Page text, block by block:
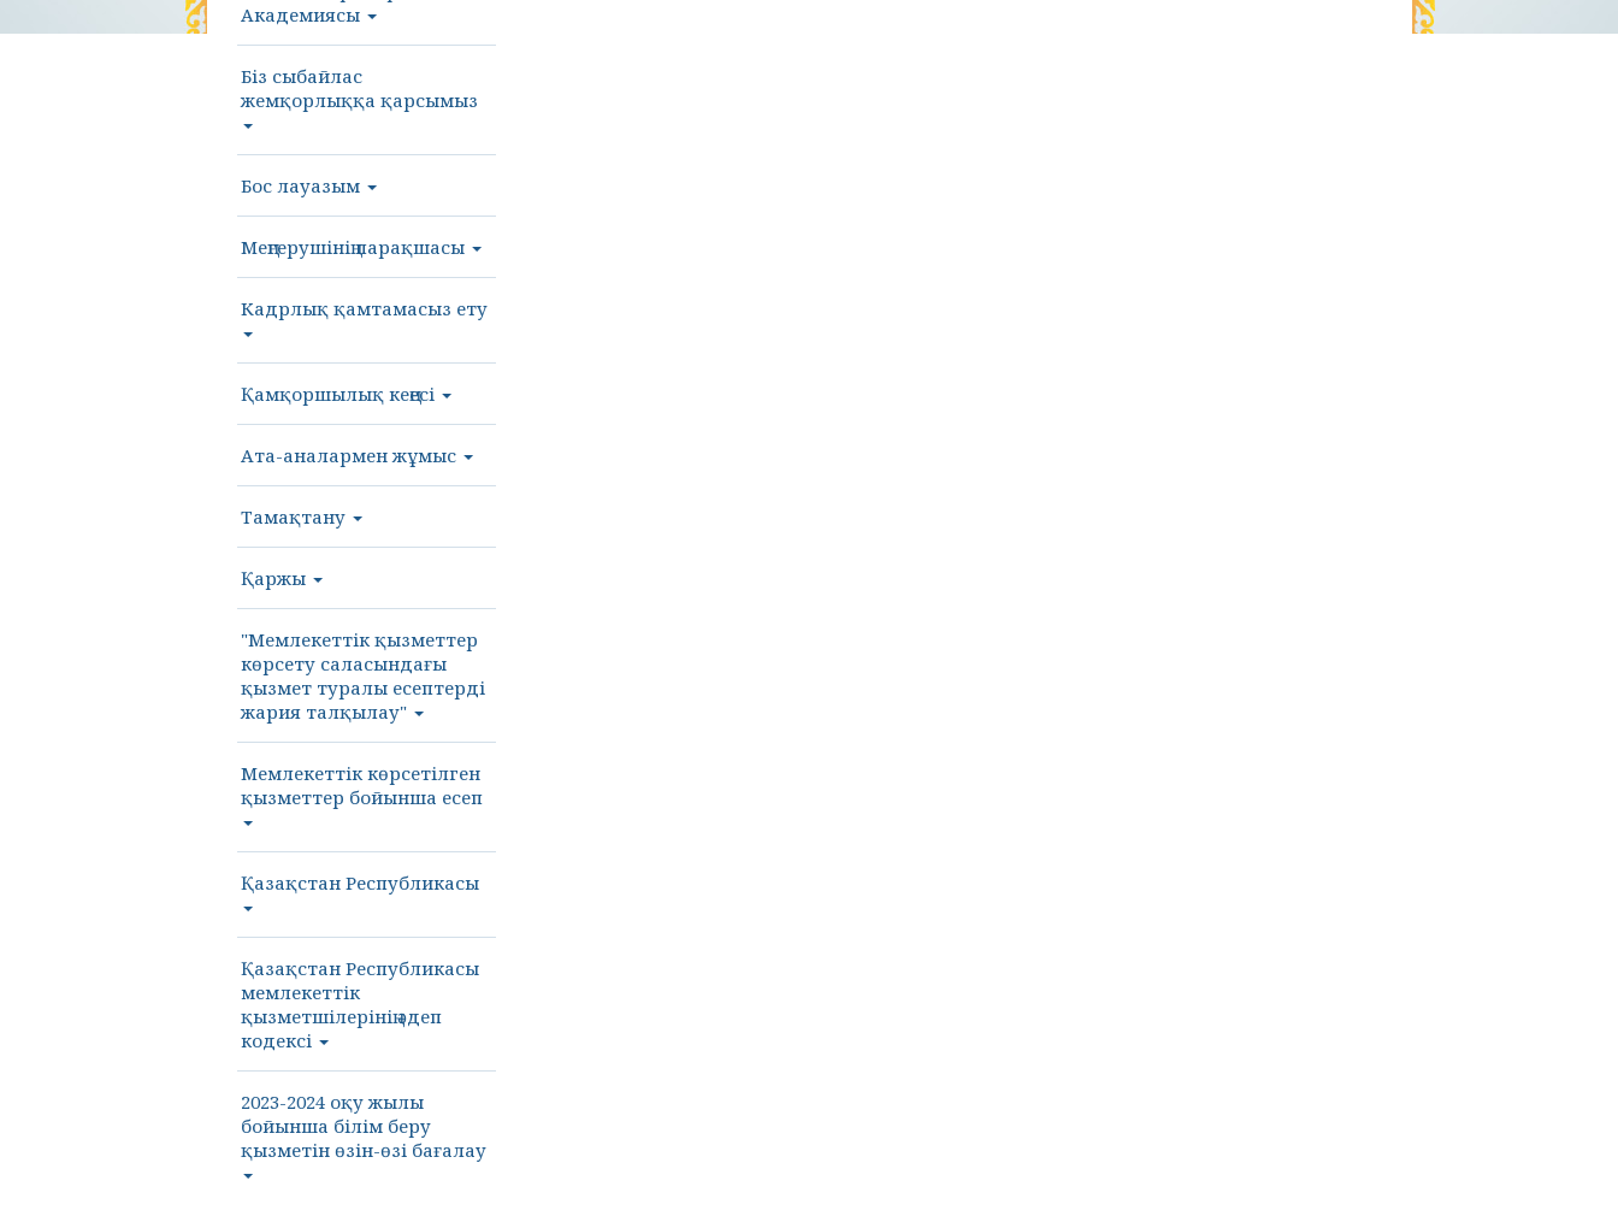
Академиясы
Біз сыбайлас
жемқорлыққа қарсымыз
Бос лауазым
Меңгерушінің парақшасы
Кадрлық қамтамасыз ету
Қамқоршылық кеңесі
Ата-аналармен жұмыс
Тамақтану
Қаржы
"Мемлекеттік қызметтер
көрсету саласындағы
қызмет туралы есептерді
жария талқылау"
Мемлекеттік көрсетілген
қызметтер бойынша есеп
Қазақстан Республикасы
Қазақстан Республикасы
мемлекеттік
қызметшілерінің әдеп
кодексі
2023-2024 оқу жылы
бойынша білім беру
қызметін өзін-өзі бағалау